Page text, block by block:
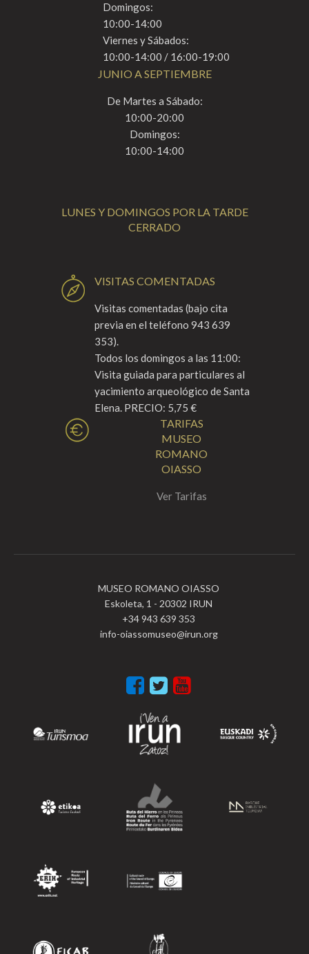
Domingos:
10:00-14:00
Viernes y Sábados:
10:00-14:00 / 16:00-19:00
JUNIO A SEPTIEMBRE
De Martes a Sábado:
10:00-20:00
Domingos:
10:00-14:00
LUNES Y DOMINGOS POR LA TARDE
CERRADO
VISITAS COMENTADAS
Visitas comentadas (bajo cita
previa en el teléfono 943 639
353).
Todos los domingos a las 11:00:
Visita guiada para particulares al
yacimiento arqueológico de Santa
Elena. PRECIO: 5,75 €
TARIFAS
MUSEO
ROMANO
OIASSO
Ver Tarifas
MUSEO ROMANO OIASSO
Eskoleta, 1 - 20302 IRUN
+34 943 639 353
info-oiassomuseo@irun.org